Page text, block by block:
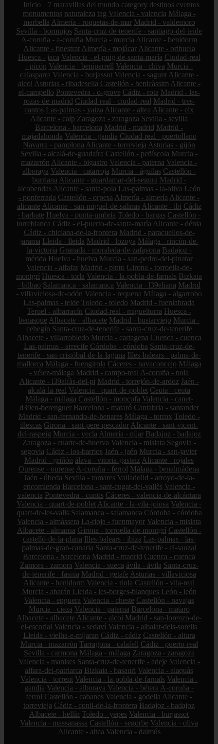
Inicio 7 maravillas del mundo category destinos eventos
monumentos naturaleza tag Valencia - valencia Málaga -
marbella Almería - roquetas-de-mar Madrid - valdemoro
Sevilla - bormujos Santa-cruz-de-tenerife - santiago-del-teide
A-coruña - a-coruña Murcia - murcia Alicante - benidorm
Alicante - finestrat Almería - mojácar Alicante - orihuela
Huesca - jaca Valencia - el-puig-de-santa-maría Ciudad-real
- picón Valencia - beniparrell Valencia - chiva Murcia -
calasparra Valencia - burjassot Valencia - sagunt Alicante -
alcoi Asturias - ribadesella Castellón - benicàssim Alicante -
el-campello Pontevedra - o-grove Cádiz - rota Madrid - las-
rozas-de-madrid Ciudad-real - ciudad-real Madrid - tres-
cantos Las-palmas - yaiza Alicante - altea Alicante - elx
Alicante - calp Zaragoza - zaragoza Sevilla - sevilla
Barcelona - barcelona Madrid - madrid Madrid -
majadahonda Valencia - gandia Ciudad-real - puertollano
Navarra - pamplona Alicante - torrevieja Asturias - gijón
Sevilla - alcalá-de-guadaíra Castellón - peñíscola Murcia -
mazarrón Alicante - bigastro Valencia - paterna Valencia -
alboraya Valencia - catarroja Murcia - águilas Castellón -
burriana Alicante - guardamar-del-segura Madrid -
alcobendas Alicante - santa-pola Las-palmas - la-oliva León
- ponferrada Castellón - orpesa Almería - almería Alicante -
alicante Alicante - san-miguel-de-salinas Alicante - ibi Cádiz
- barbate Huelva - punta-umbría Toledo - bargas Castellón -
torreblanca Cádiz - el-puerto-de-santa-maría Alicante - dénia
Cádiz - chiclana-de-la-frontera Madrid - paracuellos-de-
jarama Lleida - lleida Madrid - lozoya Málaga - rincón-de-
la-victoria Granada - moraleda-de-zafayona Badajoz -
mérida Huelva - huelva Murcia - san-pedro-del-pinatar
Valencia - alfafar Madrid - pinto Girona - torroella-de-
montgrí Huesca - torla Valencia - la-pobla-de-farnals Bizkaia
- bilbao Salamanca - salamanca Valencia - l39eliana Madrid
- villaviciosa-de-odón Valencia - requena Málaga - algarrobo
Las-palmas - telde Toledo - toledo Madrid - fuenlabrada
Teruel - albarracín Ciudad-real - miguelturra Huesca -
benasque Albacete - albacete Madrid - bustarviejo Murcia -
cehegín Santa-cruz-de-tenerife - santa-cruz-de-tenerife
Albacete - villarrobledo Murcia - cartagena Cuenca - cuenca
Las-palmas - arrecife Córdoba - córdoba Santa-cruz-de-
tenerife - san-cristóbal-de-la-laguna Illes-balears - palma-de-
mallorca Málaga - fuengirola Cáceres - navaconcejo Málaga
- vélez-málaga Madrid - campo-real A-coruña - noia
Alicante - l39alfàs-del-pi Madrid - torrejón-de-ardoz Jaén -
alcalá-la-real Valencia - quart-de-poblet Ceuta - ceuta
Málaga - málaga Castellón - moncofa Valencia - canet-
d39en-berenguer Barcelona - mataró Cantabria - santander
Madrid - san-fernando-de-henares Málaga - torrox Toledo -
illescas Girona - sant-pere-pescador Alicante - sant-vicent-
del-raspeig Murcia - yecla Almería - níjar Badajoz - badajoz
Zaragoza - cuarte-de-huerva Valencia - mislata Segovia -
segovia Cádiz - los-barrios Jaén - jaén Murcia - san-javier
Madrid - griñón álava - vitoria-gasteiz Alicante - rojales
Ourense - ourense A-coruña - ferrol Málaga - benalmádena
Jaén - úbeda Sevilla - tomares Valladolid - arroyo-de-la-
encomienda Barcelona - sant-cugat-del-vallès Valencia -
valencia Pontevedra - cuntis Cáceres - valencia-de-alcántara
Valencia - quart-de-poblet Alicante - la-vila-joiosa Valencia -
quart-de-les-valls Salamanca - salamanca Córdoba - córdoba
Valencia - almàssera La-rioja - fuenmayor Valencia - mislata
Albacete - almansa Girona - torroella-de-montgrí Castellón -
castelló-de-la-plana Illes-balears - ibiza Las-palmas - las-
palmas-de-gran-canaria Santa-cruz-de-tenerife - el-sauzal
Barcelona - barcelona Madrid - madrid Cuenca - cuenca
Zamora - zamora Valencia - sueca ávila - ávila Santa-cruz-
de-tenerife - fasnia Madrid - getafe Asturias - villaviciosa
Alicante - benidorm Valencia - riola Castellón - vila-real
Murcia - abarán Lleida - les-borges-blanques León - león
Valencia - enguera Valencia - cheste Castellón - navajas
Murcia - cieza Valencia - paterna Barcelona - mataró
Albacete - albacete Alicante - alcoi Madrid - san-lorenzo-de-
el-escorial Valencia - sedaví Valencia - albalat-dels-sorells
Lleida - vielha-e-mijaran Cádiz - cádiz Castellón - altura
Murcia - mazarrón Tarragona - calafell Cádiz - puerto-real
Sevilla - carmona Málaga - málaga Zaragoza - zaragoza
Valencia - manises Santa-cruz-de-tenerife - adeje Valencia -
alfara-del-patriarca Bizkaia - basauri Valencia - alaquàs
Valencia - torrent Valencia - la-pobla-de-farnals Valencia -
gandia Valencia - alboraya Valencia - bétera A-coruña -
ferrol Castellón - cabanes Valencia - godella Alicante -
torrevieja Cádiz - conil-de-la-frontera Badajoz - badajoz
Albacete - hellín Toledo - yepes Valencia - burjassot
Valencia - massanassa Castellón - segorbe Valencia - oliva
Alicante - altea Valencia - daimús